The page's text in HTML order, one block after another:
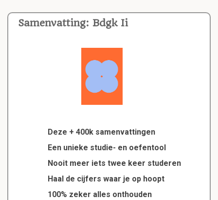
Samenvatting: Bdgk Ii
Deze + 400k samenvattingen
Een unieke studie- en oefentool
Nooit meer iets twee keer studeren
Haal de cijfers waar je op hoopt
100% zeker alles onthouden